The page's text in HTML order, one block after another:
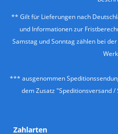
** Gilt für Lieferungen nach
und Informationen zur
Samstag und Sonntag zählen bei
*** ausgenommen
dem Zusatz "Speditionsversand
Zahlarten